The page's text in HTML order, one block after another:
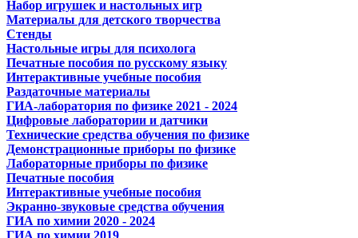
Набор игрушек и настольных игр
Материалы для детского творчества
Стенды
Настольные игры для психолога
Печатные пособия по русскому языку
Интерактивные учебные пособия
Раздаточные материалы
ГИА-лаборатория по физике 2021 - 2024
Цифровые лаборатории и датчики
Технические средства обучения по физике
Демонстрационные приборы по физике
Лабораторные приборы по физике
Печатные пособия
Интерактивные учебные пособия
Экранно-звуковые средства обучения
ГИА по химии 2020 - 2024
ГИА по химии 2019